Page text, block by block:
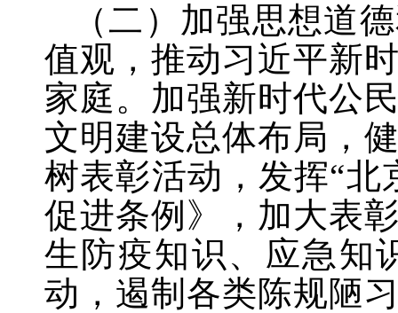
（二）加强思想道
值观，推动习近平新
家庭。加强新时代公
文明建设总体布局，
树表彰活动，发挥“北
促进条例》，加大表
生防疫知识、应急知
动，遏制各类陈规陋